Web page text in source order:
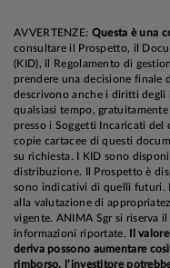
AVVERTENZE: Questa è una
consultare il Prospetto, il
(KID), il Regolamento di
prendere una decisione finale
descrivono anche i diritti degli
qualsiasi tempo,
presso i Soggetti Incaricati
copie cartacee di questi
su richiesta. I KID sono
distribuzione. Il Prospetto è
sono indicativi di quelli futuri.
alla valutazione di
vigente. ANIMA Sgr si riserva
informazioni riportate.
Il
deriva possono aumentare
rimborso, l’investitore